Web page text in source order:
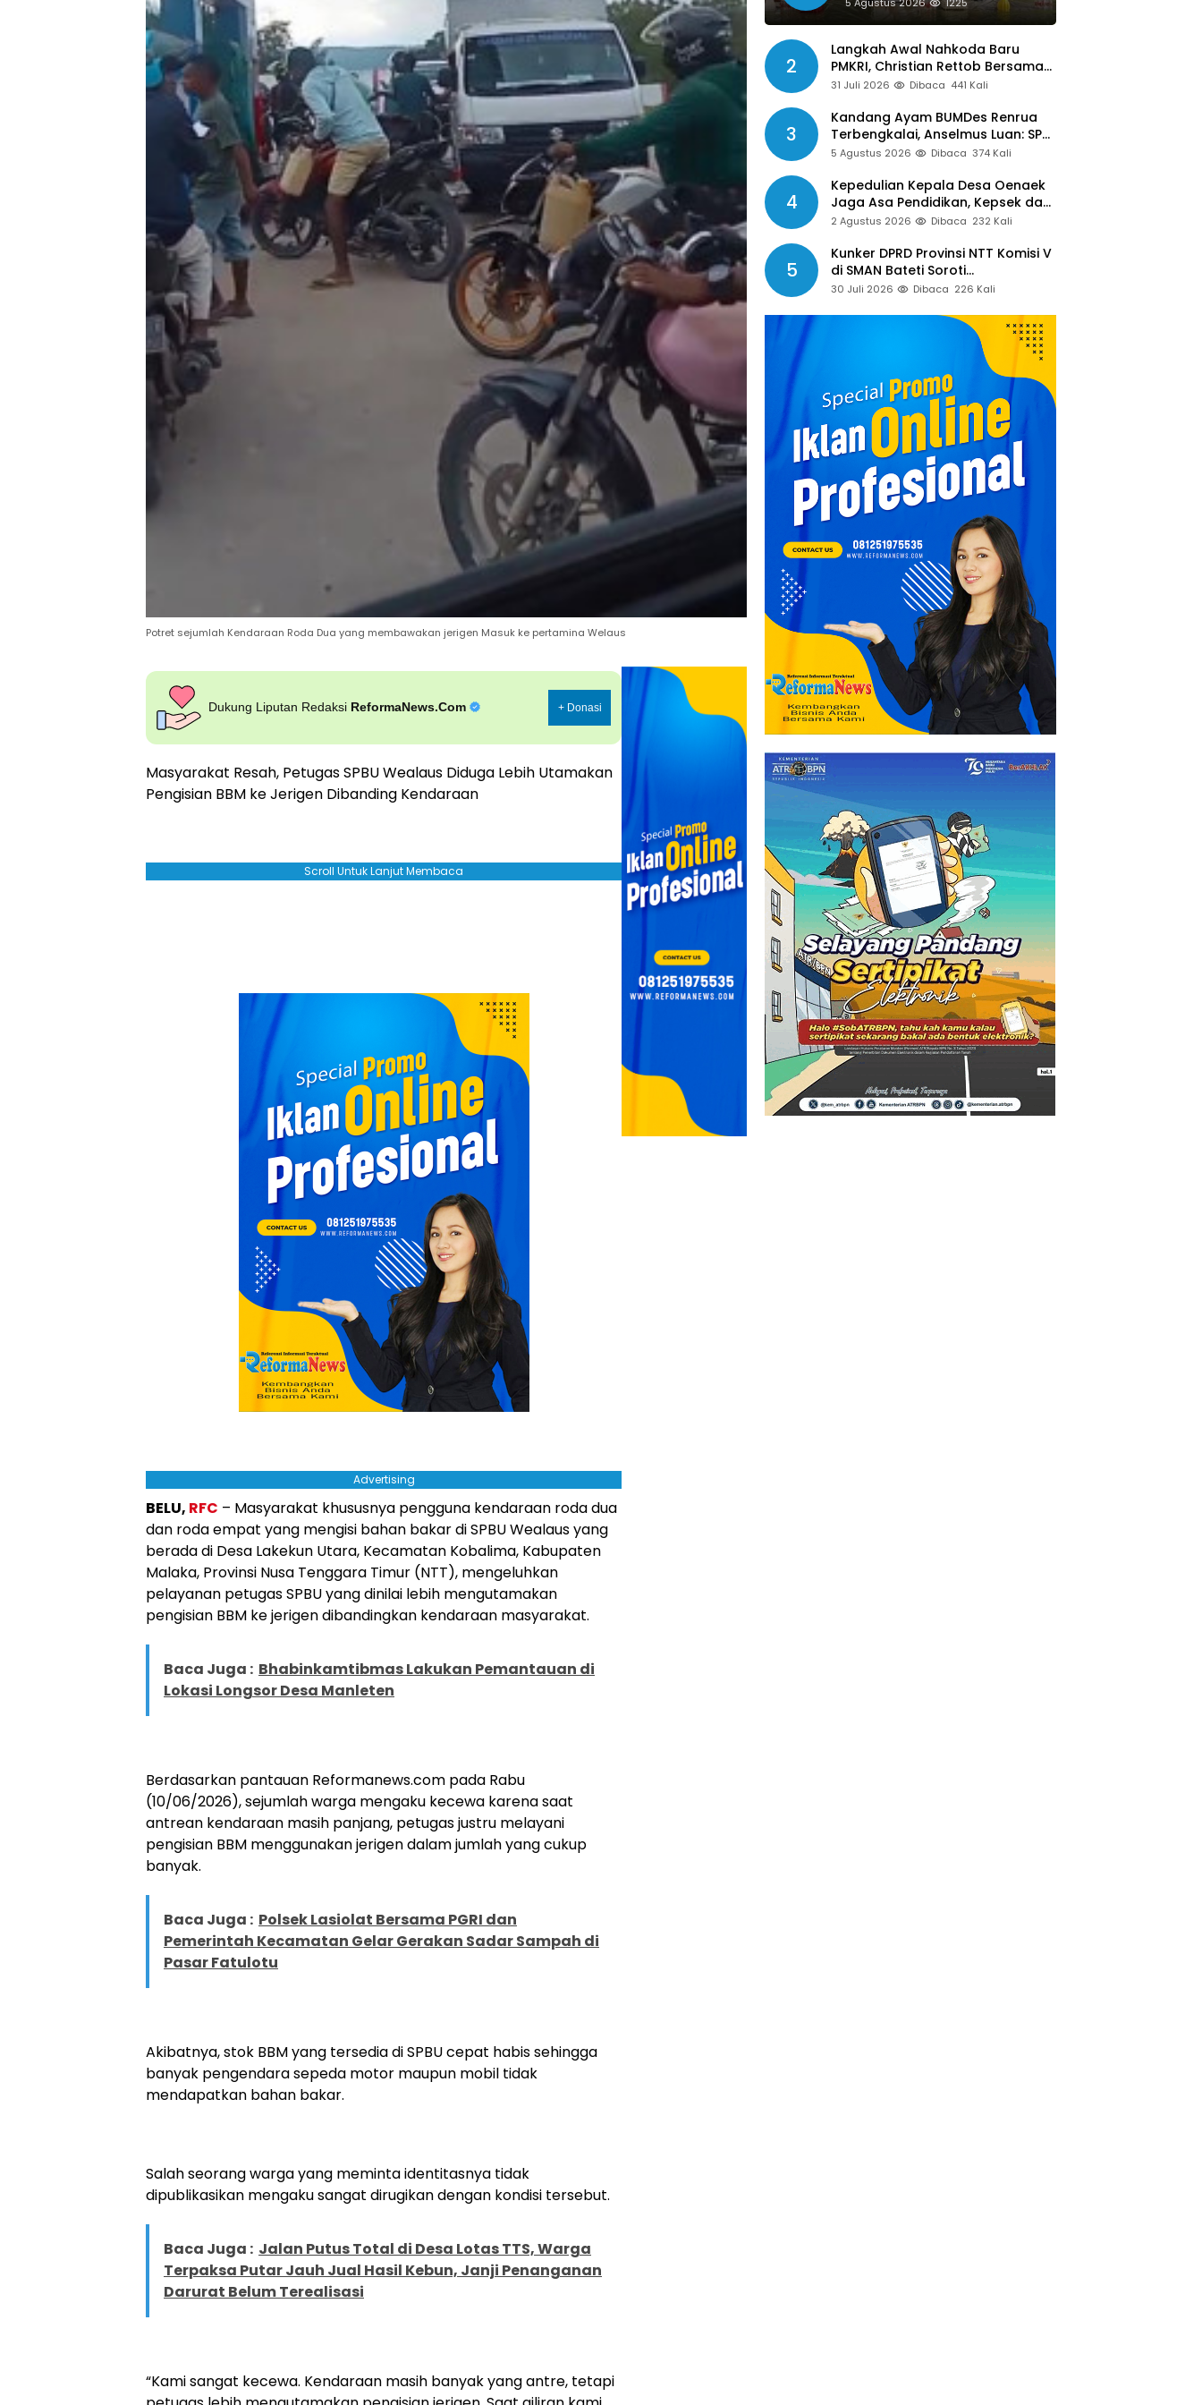
Potret sejumlah Kendaraan Roda Dua yang membawakan jerigen Masuk ke pertamina Welaus
Dukung Liputan Redaksi ReformaNews.Com + Donasi
Masyarakat Resah, Petugas SPBU Wealaus Diduga Lebih Utamakan
Pengisian BBM ke Jerigen Dibanding Kendaraan
Scroll Untuk Lanjut Membaca
Advertising
BELU, RFC – Masyarakat khususnya pengguna kendaraan roda dua
dan roda empat yang mengisi bahan bakar di SPBU Wealaus yang
berada di Desa Lakekun Utara, Kecamatan Kobalima, Kabupaten
Malaka, Provinsi Nusa Tenggara Timur (NTT), mengeluhkan
pelayanan petugas SPBU yang dinilai lebih mengutamakan
pengisian BBM ke jerigen dibandingkan kendaraan masyarakat.
Baca Juga : Bhabinkamtibmas Lakukan Pemantauan di
Lokasi Longsor Desa Manleten
Berdasarkan pantauan Reformanews.com pada Rabu
(10/06/2026), sejumlah warga mengaku kecewa karena saat
antrean kendaraan masih panjang, petugas justru melayani
pengisian BBM menggunakan jerigen dalam jumlah yang cukup
banyak.
Baca Juga : Polsek Lasiolat Bersama PGRI dan
Pemerintah Kecamatan Gelar Gerakan Sadar Sampah di
Pasar Fatulotu
Akibatnya, stok BBM yang tersedia di SPBU cepat habis sehingga
banyak pengendara sepeda motor maupun mobil tidak
mendapatkan bahan bakar.
Salah seorang warga yang meminta identitasnya tidak
dipublikasikan mengaku sangat dirugikan dengan kondisi tersebut.
Baca Juga : Jalan Putus Total di Desa Lotas TTS, Warga
Terpaksa Putar Jauh Jual Hasil Kebun, Janji Penanganan
Darurat Belum Terealisasi
“Kami sangat kecewa. Kendaraan masih banyak yang antre, tetapi
Publikasi Program Pemkot
2
Langkah Awal Nahkoda Baru
PMKRI, Christian Rettob Bersama
DPC PMKRI Ruteng Temui Bupati
Masa Depan
31 Juli 2026 Dibaca 441 Kali
3
Kandang Ayam BUMDes Renrua
Terbengkalai, Anselmus Luan: SPJ
Belum Rampung, Hak Aparat Desa
5 Agustus 2026 Dibaca 374 Kali
4
Kepedulian Kepala Desa Oenaek
Jaga Asa Pendidikan, Kepsek dan
Guru Sampaikan Apresiasi
2 Agustus 2026 Dibaca 232 Kali
5
Kunker DPRD Provinsi NTT Komisi V
di SMAN Bateti Soroti
Ketidakhadiran Kepala Sekolah
30 Juli 2026 Dibaca 226 Kali